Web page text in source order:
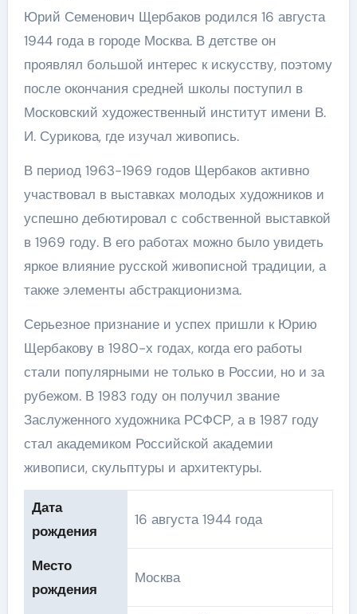
Юрий Семенович Щербаков родился 16 августа
1944 года в городе Москва. В детстве он
проявлял большой интерес к искусству, поэтому
после окончания средней школы поступил в
Московский художественный институт имени В.
И. Сурикова, где изучал живопись.
В период 1963-1969 годов Щербаков активно
участвовал в выставках молодых художников и
успешно дебютировал с собственной выставкой
в 1969 году. В его работах можно было увидеть
яркое влияние русской живописной традиции, а
также элементы абстракционизма.
Серьезное признание и успех пришли к Юрию
Щербакову в 1980-х годах, когда его работы
стали популярными не только в России, но и за
рубежом. В 1983 году он получил звание
Заслуженного художника РСФСР, а в 1987 году
стал академиком Российской академии
живописи, скульптуры и архитектуры.
Дата
рождения
16 августа 1944 года
Место
рождения
Москва